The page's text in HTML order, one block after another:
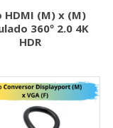
HDMI (M) x (M)
360º 2.0 4K
HDR